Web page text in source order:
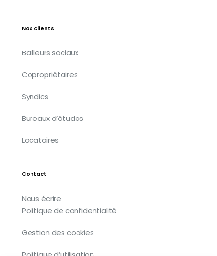
Nos clients
Bailleurs sociaux
Copropriétaires
Syndics
Bureaux d’études
Locataires
Contact
Nous écrire
Politique de confidentialité
Gestion des cookies